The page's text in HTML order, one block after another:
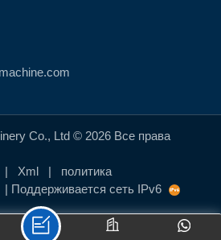
Co., Ltd © 2026 Все права
| Xml |
политика
| Поддерживается сеть IPv6